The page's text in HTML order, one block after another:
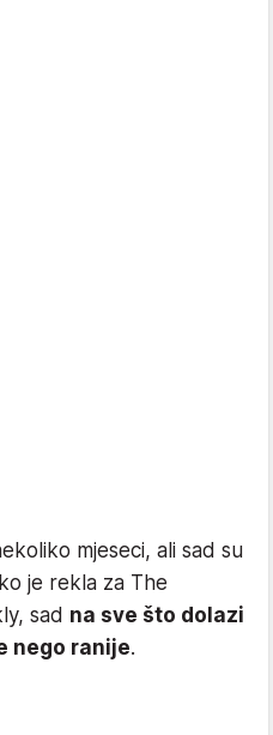
mjeseci, ali sad su
je rekla za The
sad na sve što dolazi
nego ranije.